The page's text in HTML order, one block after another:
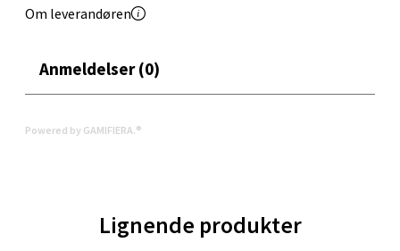
Om leverandøren
Anmeldelser (0)
Powered by GAMIFIERA.®
Lignende produkter
Narvik - Thon Senter Malmporten
Bolagsgata 1, 8514 Narvik